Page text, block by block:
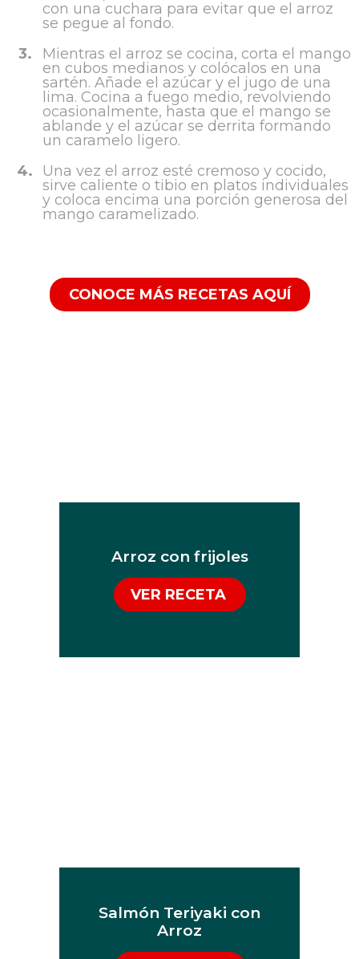
con una cuchara para evitar que el arroz
se pegue al fondo.
3.
Mientras el arroz se cocina, corta el mango
en cubos medianos y colócalos en una
sartén. Añade el azúcar y el jugo de una
lima. Cocina a fuego medio, revolviendo
ocasionalmente, hasta que el mango se
ablande y el azúcar se derrita formando
un caramelo ligero.
4.
Una vez el arroz esté cremoso y cocido,
sirve caliente o tibio en platos individuales
y coloca encima una porción generosa del
mango caramelizado.
CONOCE MÁS RECETAS AQUÍ
Arroz con frijoles
VER RECETA
Salmón Teriyaki con
Arroz